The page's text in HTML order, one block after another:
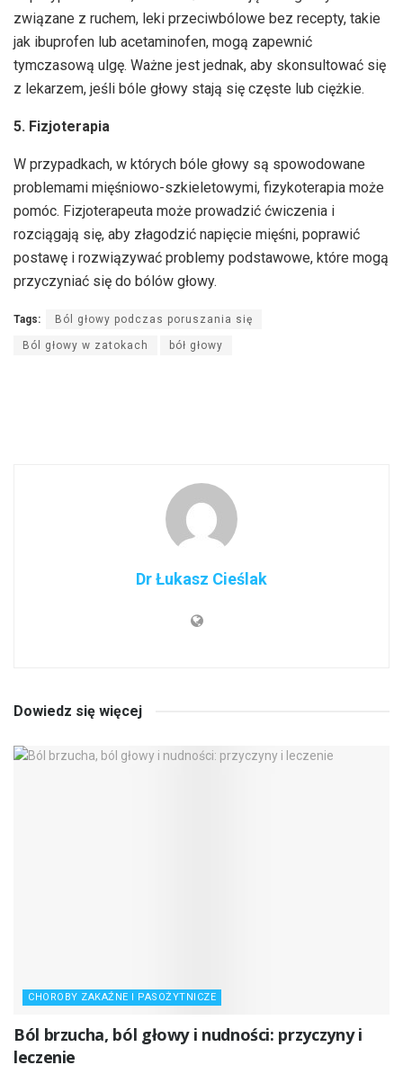
związane z ruchem, leki przeciwbólowe bez recepty, takie
jak ibuprofen lub acetaminofen, mogą zapewnić
tymczasową ulgę. Ważne jest jednak, aby skonsultować się
z lekarzem, jeśli bóle głowy stają się częste lub ciężkie.
5. Fizjoterapia
W przypadkach, w których bóle głowy są spowodowane
problemami mięśniowo-szkieletowymi, fizykoterapia może
pomóc. Fizjoterapeuta może prowadzić ćwiczenia i
rozciągają się, aby złagodzić napięcie mięśni, poprawić
postawę i rozwiązywać problemy podstawowe, które mogą
przyczyniać się do bólów głowy.
Tags: Ból głowy podczas poruszania się
Ból głowy w zatokach bół głowy
Dr Łukasz Cieślak
Dowiedz się więcej
CHOROBY ZAKAŹNE I PASOŻYTNICZE
Ból brzucha, ból głowy i nudności: przyczyny i
leczenie